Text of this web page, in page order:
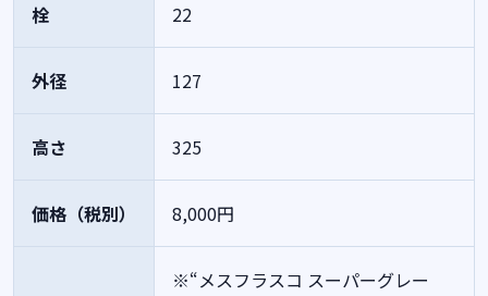
栓 22
外径 127
高さ 325
価格（税別） 8,000円
※“メスフラスコ スーパーグレー